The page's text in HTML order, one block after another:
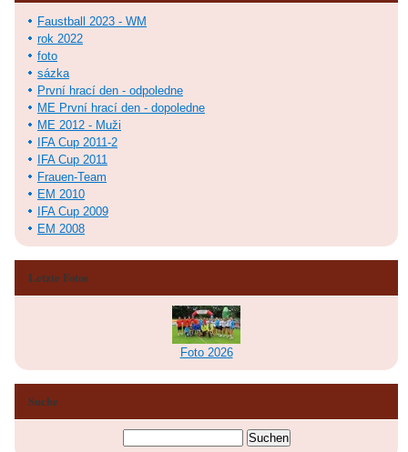
Faustball 2023 - WM
rok 2022
foto
sázka
První hrací den - odpoledne
ME První hrací den - dopoledne
ME 2012 - Muži
IFA Cup 2011-2
IFA Cup 2011
Frauen-Team
EM 2010
IFA Cup 2009
EM 2008
Letzte Fotos
Foto 2026
Suche